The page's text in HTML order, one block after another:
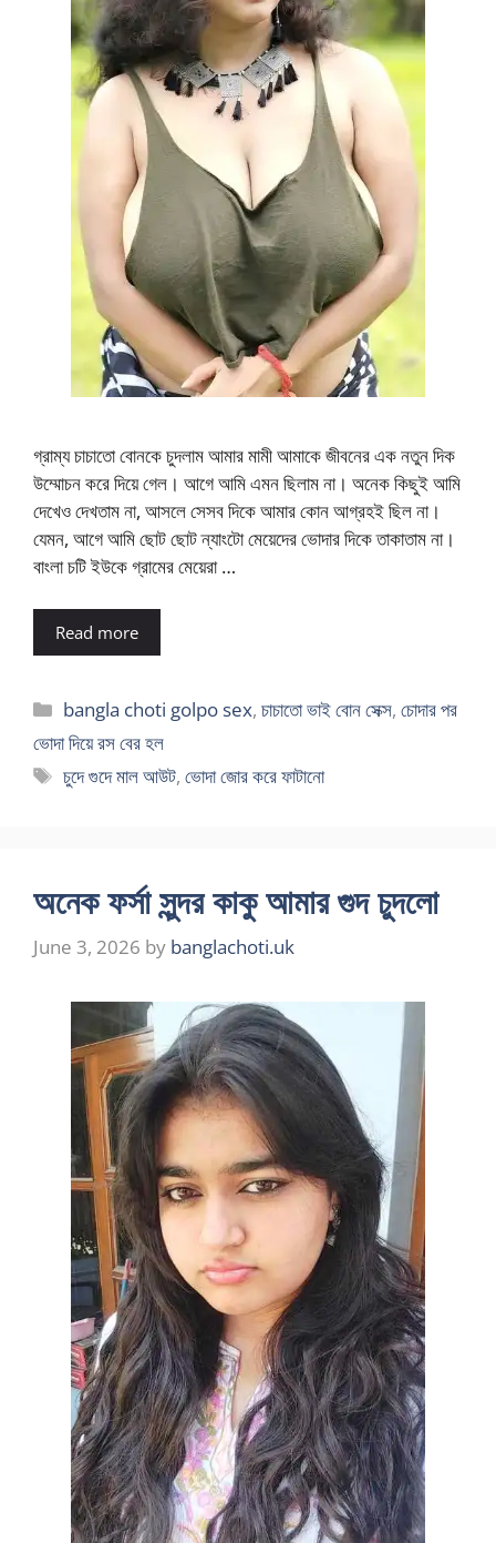
গ্রাম্য চাচাতো বোনকে চুদলাম আমার মামী আমাকে জীবনের এক নতুন দিক
উম্মোচন করে দিয়ে গেল। আগে আমি এমন ছিলাম না। অনেক কিছুই আমি
দেখেও দেখতাম না, আসলে সেসব দিকে আমার কোন আগ্রহই ছিল না।
যেমন, আগে আমি ছোট ছোট ন্যাংটো মেয়েদের ভোদার দিকে তাকাতাম না।
বাংলা চটি ইউকে গ্রামের মেয়েরা …
Read more
Categories
bangla choti golpo sex,চাচাতো ভাই বোন সেক্স,চোদার পর
ভোদা দিয়ে রস বের হল
Tags
চুদে গুদে মাল আউট,ভোদা জোর করে ফাটানো
অনেক ফর্সা সুন্দর কাকু আমার গুদ চুদলো
June 3, 2026 by banglachoti.uk